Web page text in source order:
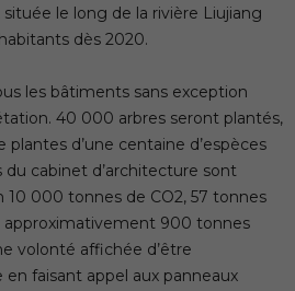
le long de la rivière Liujiang
dès 2020.
les bâtiments sans exception
40 000 arbres seront plantés,
plantes d’une centaine d’espèces
cabinet d’architecture sont
10 000 tonnes de CO2, 57 tonnes
approximativement 900 tonnes
volonté affichée d’être
faisant appel aux panneaux